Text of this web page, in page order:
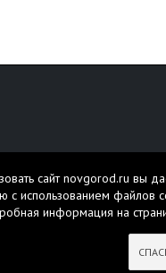
сайт novgorod.ru вы
с использованием файлов
информация на